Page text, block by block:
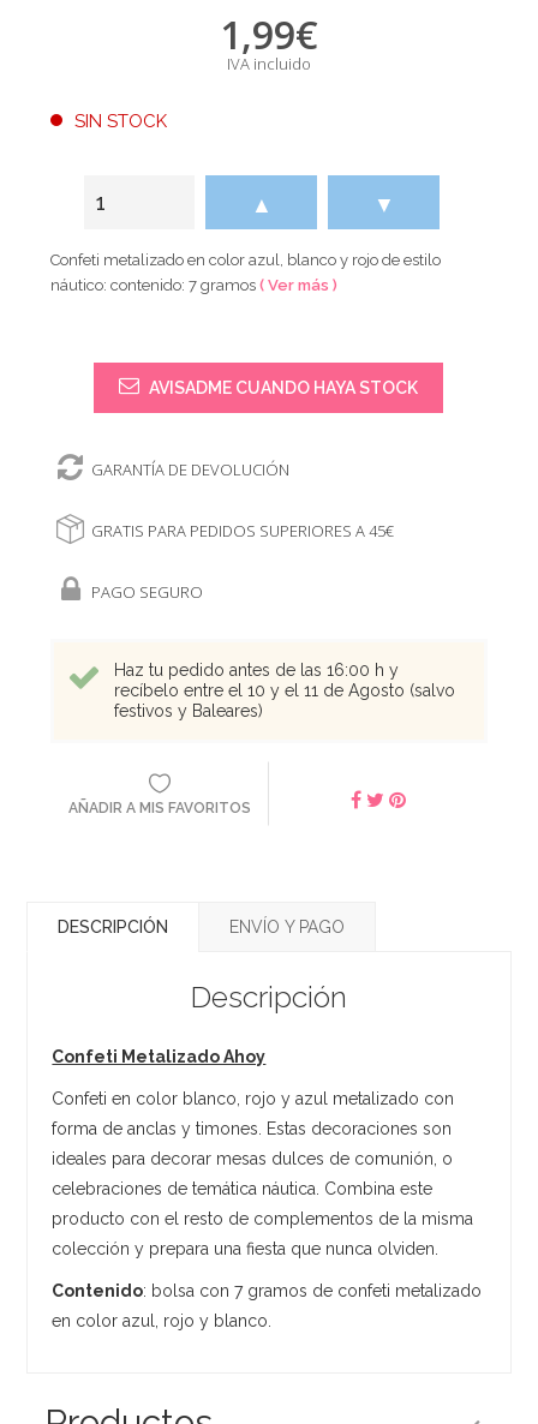
1,99€
IVA incluido
SIN STOCK
▲ ▼
Confeti metalizado en color azul, blanco y rojo de estilo
náutico: contenido: 7 gramos( Ver más )
AVISADME CUANDO HAYA STOCK
GARANTÍA DE DEVOLUCIÓN
GRATIS PARA PEDIDOS SUPERIORES A 45€
PAGO SEGURO
Haz tu pedido antes de las 16:00 h y
recíbelo entre el 10 y el 11 de Agosto (salvo
festivos y Baleares)
AÑADIR A MIS FAVORITOS
DESCRIPCIÓN ENVÍO Y PAGO
Descripción
Confeti Metalizado Ahoy
Confeti en color blanco, rojo y azul metalizado con
forma de anclas y timones. Estas decoraciones son
ideales para decorar mesas dulces de comunión, o
celebraciones de temática náutica. Combina este
producto con el resto de complementos de la misma
colección y prepara una fiesta que nunca olviden.
Contenido: bolsa con 7 gramos de confeti metalizado
en color azul, rojo y blanco.